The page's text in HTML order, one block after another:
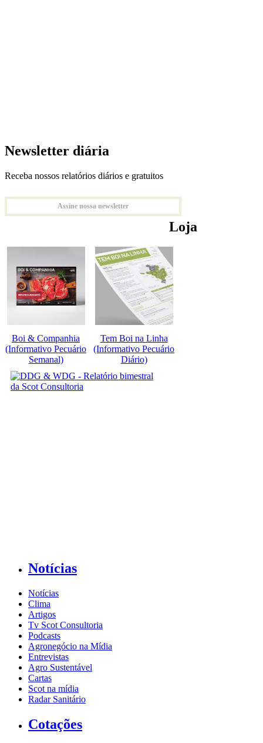
Newsletter diária
Receba nossos relatórios diários e gratuitos
Assine nossa newsletter
Loja
Boi & Companhia
(Informativo Pecuário
Semanal)
Tem Boi na Linha
(Informativo Pecuário
Diário)
Notícias
Notícias
Clima
Artigos
Tv Scot Consultoria
Podcasts
Agronegócio na Mídia
Entrevistas
Agro Sustentável
Cartas
Scot na mídia
Radar Sanitário
Cotações